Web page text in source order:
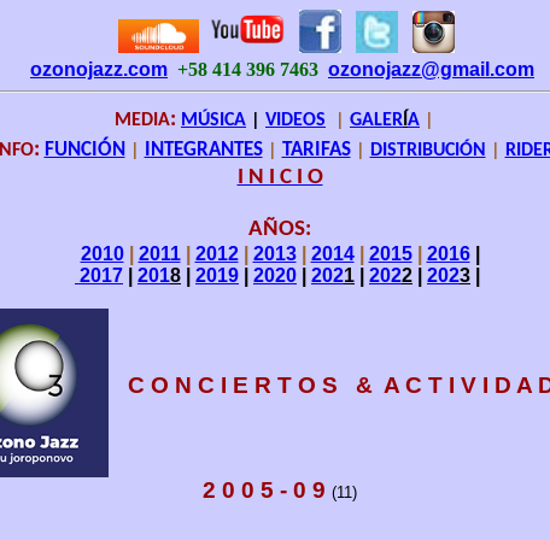
ozonojazz.com +58 414 396 7463 ozonojazz@gmail.com
MEDIA: MÚSICA VIDEOS GALER A
INFO: FUNCIÓN INTEGRANTES TARIFAS DISTRIBUCIÓN
I N I C I O
AÑOS:
2010| 2011| 2012| 2013| 2014| 2015| 2016
2017
2018 2019 2020 2021 2022 2023
C O N C I E R T O S & A C T I V I D A
2 0 0 5 - 0 9 (11)